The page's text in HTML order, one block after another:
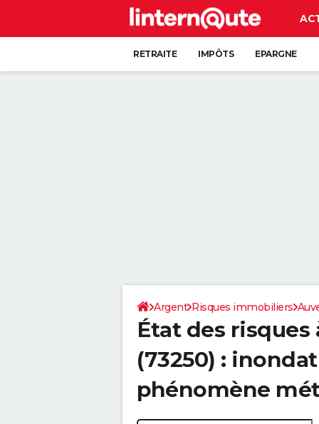
RETRAITE IMPÔTS EPARGNE
Argent Risques immobiliers
État des
(73250) :
phénomène